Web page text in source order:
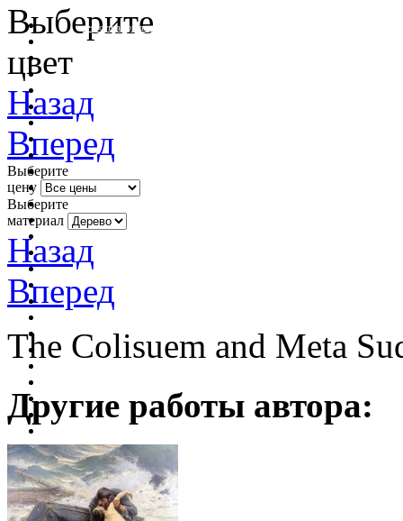
очистить фильтр цвета
Выберите
цвет
Назад
Вперед
Выберите
цену
Выберите
материал
Назад
Вперед
The Colisuem and Meta
Другие работы автора: